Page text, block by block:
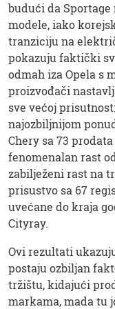
budući da Sportage
modele, iako
tranziciju na
pokazuju faktički
odmah iza Opela s
proizvođači
sve većoj
najozbiljnijom
Chery sa 73
fenomenalan rast
zabilježeni rast na
prisustvo sa 67
uvećane do kraja
Cityray.
Ovi rezultati
postaju ozbiljan
tržištu, kidajući
markama, mada tu